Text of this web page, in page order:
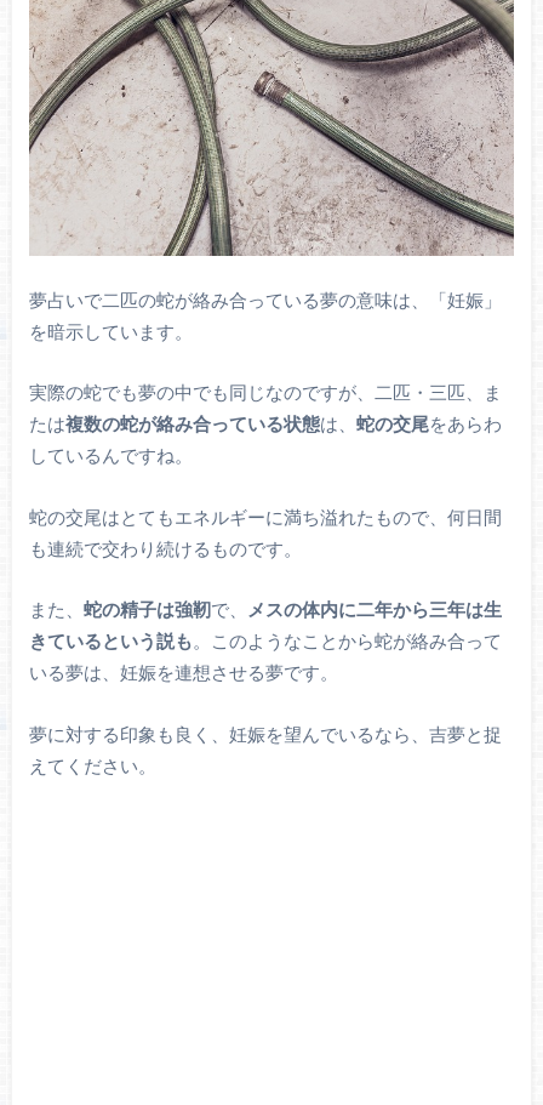
夢占いで二匹の蛇が絡み合っている夢の意味は、「妊娠」
を暗示しています。
実際の蛇でも夢の中でも同じなのですが、二匹・三匹、ま
たは複数の蛇が絡み合っている状態は、 蛇の交尾をあらわ
しているんですね。
蛇の交尾はとてもエネルギーに満ち溢れたもので、何日間
も連続で交わり続けるものです。
また、 蛇の精子は強靭で、
メスの体内に二年から三年は生
きているという説も。このようなことから蛇が絡み合って
いる夢は、妊娠を連想させる夢です。
夢に対する印象も良く、妊娠を望んでいるなら、吉夢と捉
えてください。